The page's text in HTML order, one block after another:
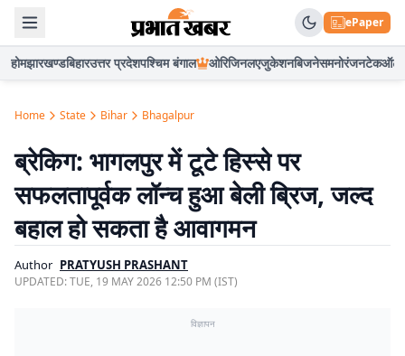
ePaper
होमझारखण्डबिहारउत्तर प्रदेशपश्चिम बंगाल ओरिजिनलएजुकेशनबिजनेसमनोरंजनटेकऑटो
Home State Bihar Bhagalpur
ब्रेकिग: भागलपुर में टूटे हिस्से पर
सफलतापूर्वक लॉन्च हुआ बेली ब्रिज, जल्द
बहाल हो सकता है आवागमन
Author PRATYUSH PRASHANT
UPDATED:TUE, 19 MAY 2026 12:50 PM (IST)
विज्ञापन